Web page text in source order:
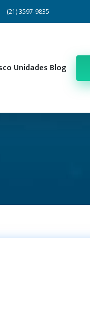
(21) 3597-9835
Unidades Blog